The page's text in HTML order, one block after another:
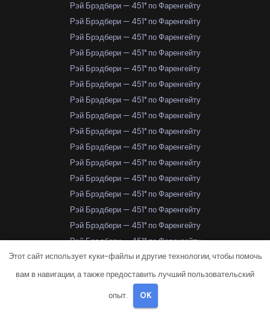
Рэй Брэдбери — 451° по Фаренгейту
Рэй Брэдбери — 451° по Фаренгейту
Рэй Брэдбери — 451° по Фаренгейту
Рэй Брэдбери — 451° по Фаренгейту
Рэй Брэдбери — 451° по Фаренгейту
Рэй Брэдбери — 451° по Фаренгейту
Рэй Брэдбери — 451° по Фаренгейту
Рэй Брэдбери — 451° по Фаренгейту
Рэй Брэдбери — 451° по Фаренгейту
Рэй Брэдбери — 451° по Фаренгейту
Рэй Брэдбери — 451° по Фаренгейту
Рэй Брэдбери — 451° по Фаренгейту
Рэй Брэдбери — 451° по Фаренгейту
Рэй Брэдбери — 451° по Фаренгейту
Рэй Брэдбери — 451° по Фаренгейту
Рэй Брэдбери — 451° по Фаренгейту
Рэй Брэдбери — 451° по Фаренгейту
Рэй Брэдбери — 451° по Фаренгейту
Рэй Брэдбери — 451° по Фаренгейту
Рэй Брэдбери — 451° по Фаренгейту
Этот сайт использует куки-файлы и другие технологии, чтобы помочь
вам в навигации, а также предоставить лучший пользовательский
опыт. OK